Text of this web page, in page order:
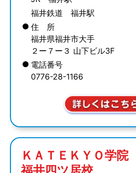
福井鉄道 福井駅
● 住 所
福井県福井市大手
２ー７ー３ 山下ビル3F
● 電話番号
0776-28-1166
ＫＡＴＥＫＹＯ学院